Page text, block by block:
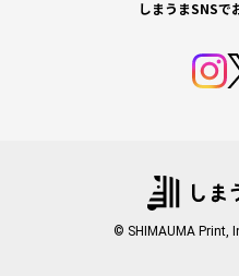
しまうまSNSで
© SHIMAUMA Print,